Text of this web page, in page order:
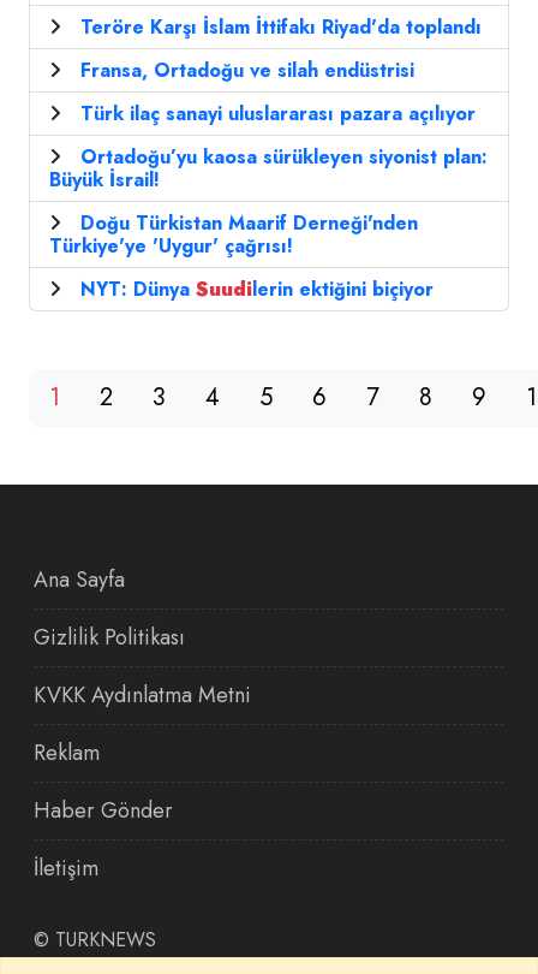
Teröre Karşı İslam İttifakı Riyad'da toplandı
Fransa, Ortadoğu ve silah endüstrisi
Türk ilaç sanayi uluslararası pazara açılıyor
Ortadoğu’yu kaosa sürükleyen siyonist plan:
Büyük İsrail!
Doğu Türkistan Maarif Derneği'nden
Türkiye'ye 'Uygur' çağrısı!
NYT: Dünya Suudilerin ektiğini biçiyor
1 2 3 4 5 6 7 8 9
Ana Sayfa
Gizlilik Politikası
KVKK Aydınlatma Metni
Reklam
Haber Gönder
İletişim
© TURKNEWS